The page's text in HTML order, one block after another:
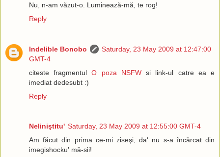
Nu, n-am văzut-o. Luminează-mă, te rog!
Reply
Indelible Bonobo
Saturday, 23 May 2009 at 12:47:00
GMT-4
citeste fragmentulO poza NSFWsi link-ul catre ea e
imediat dedesubt :)
Reply
Neliniştitu' Saturday, 23 May 2009 at 12:55:00 GMT-4
Am făcut din prima ce-mi ziseşi, da' nu s-a încărcat din
imegishocku' mă-sii!